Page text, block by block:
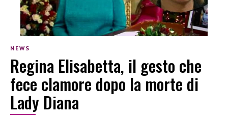
NEWS
Regina Elisabetta, il gesto che
fece clamore dopo la morte di
Lady Diana